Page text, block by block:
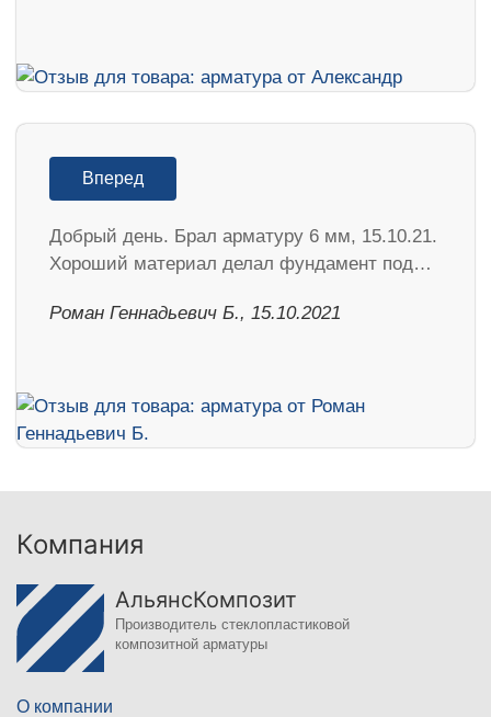
Вперед
Добрый день. Брал арматуру 6 мм, 15.10.21.
Хороший материал делал фундамент под…
Роман Геннадьевич Б., 15.10.2021
Компания
АльянсКомпозит
Производитель стеклопластиковой
композитной арматуры
О компании